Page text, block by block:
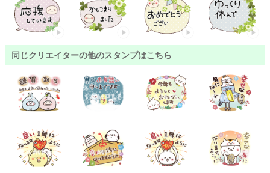
同じクリエイターの他のスタンプはこちら